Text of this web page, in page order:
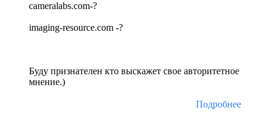
cameralabs.com-?
imaging-resource.com -?
Буду признателен кто выскажет свое авторитетное
мнение.)
Подробнее